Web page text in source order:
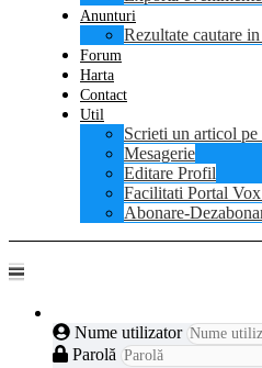
Anunturi
Rezultate cautare
Forum
Harta
Contact
Util
Scrieti un articol
Mesagerie
Editare Profil
Facilitati Portal
Abonare-
Nume utilizator
Parolă